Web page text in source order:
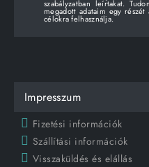
szabályzatban leírtakat.
megadott adataim egy
célokra felhasználja.
Impresszum
Fizetési információk
Szállítási információk
Visszaküldés és elállás